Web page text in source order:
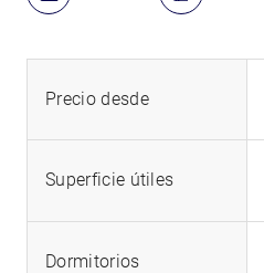
Precio desde
Superficie útiles
Dormitorios